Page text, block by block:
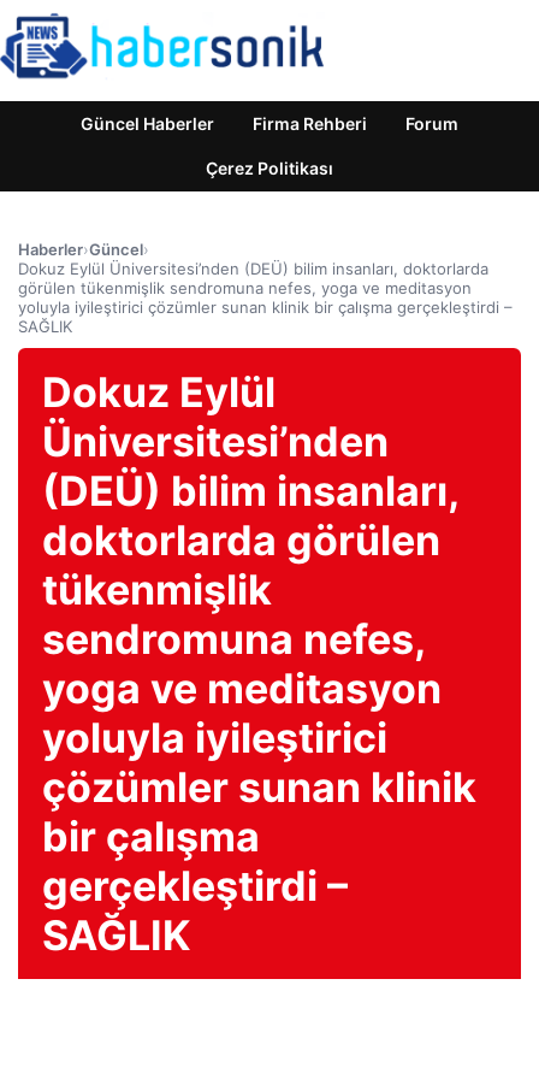
Güncel Haberler Firma Rehberi Forum
Çerez Politikası
Haberler›Güncel›
Dokuz Eylül Üniversitesi’nden (DEÜ) bilim insanları, doktorlarda
görülen tükenmişlik sendromuna nefes, yoga ve meditasyon
yoluyla iyileştirici çözümler sunan klinik bir çalışma gerçekleştirdi –
SAĞLIK
Dokuz Eylül
Üniversitesi’nden
(DEÜ) bilim insanları,
doktorlarda görülen
tükenmişlik
sendromuna nefes,
yoga ve meditasyon
yoluyla iyileştirici
çözümler sunan klinik
bir çalışma
gerçekleştirdi –
SAĞLIK